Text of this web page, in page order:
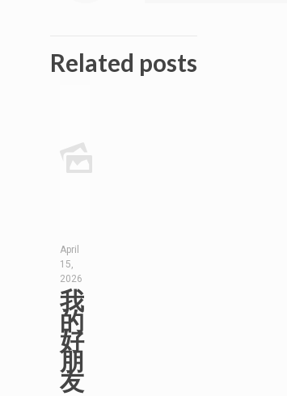
Related posts
April
15,
2026
我
的
好
朋
友